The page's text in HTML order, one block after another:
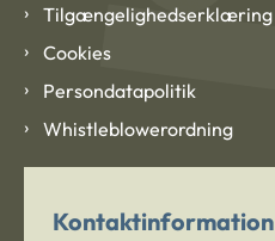
Tilgængelighedserklæring
Cookies
Persondatapolitik
Whistleblowerordning
Kontaktinformation